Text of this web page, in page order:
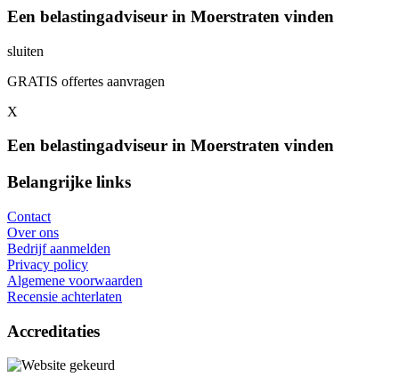
Een belastingadviseur in Moerstraten vinden
sluiten
GRATIS offertes aanvragen
X
Een belastingadviseur in Moerstraten vinden
Belangrijke links
Contact
Over ons
Bedrijf aanmelden
Privacy policy
Algemene voorwaarden
Recensie achterlaten
Accreditaties